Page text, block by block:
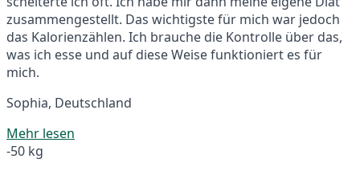
zusammengestellt. Das wichtigste für mich war jedoch
das Kalorienzählen. Ich brauche die Kontrolle über das,
was ich esse und auf diese Weise funktioniert es für
mich.
Sophia, Deutschland
Mehr lesen
-50 kg